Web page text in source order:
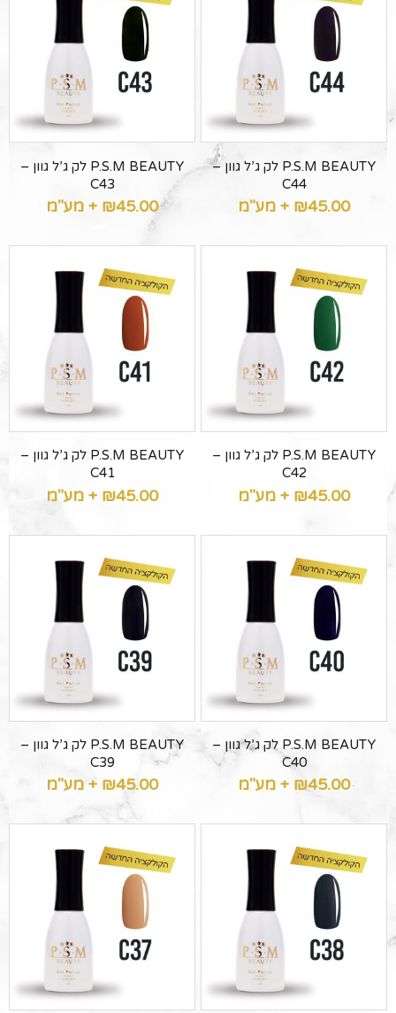
P.S.M BEAUTY לק ג’ל גוון –
C44
₪45.00 + מע"מ
P.S.M BEAUTY לק ג’ל גוון –
C43
₪45.00 + מע"מ
P.S.M BEAUTY לק ג’ל גוון –
C42
₪45.00 + מע"מ
P.S.M BEAUTY לק ג’ל גוון –
C41
₪45.00 + מע"מ
P.S.M BEAUTY לק ג’ל גוון –
C40
₪45.00 + מע"מ
P.S.M BEAUTY לק ג’ל גוון –
C39
₪45.00 + מע"מ